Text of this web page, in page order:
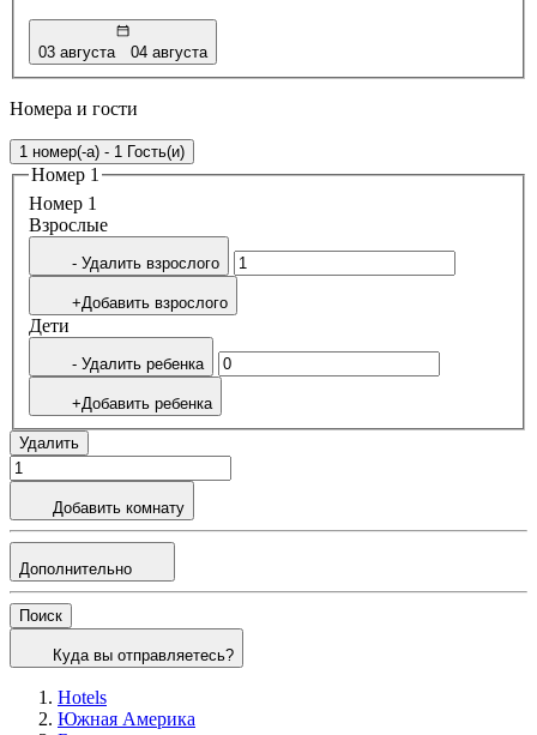
03 августа 04 августа
Номера и гости
1 номер(-а) - 1 Гость(и)
Номер 1
Номер 1
Bзрослые
- Удалить взрослого
+Добавить взрослого
Дети
- Удалить ребенка
+Добавить ребенка
Удалить
Добавить комнату
Дополнительно
Поиск
Куда вы отправляетесь?
Hotels
Южная Америка